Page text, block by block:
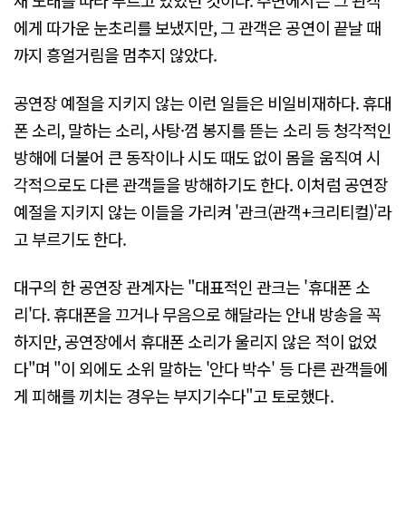
에게 따가운 눈초리를 보냈지만, 그 관객은 공연이 끝날 때
까지 흥얼거림을 멈추지 않았다.
공연장 예절을 지키지 않는 이런 일들은 비일비재하다. 휴대
폰 소리, 말하는 소리, 사탕·껌 봉지를 뜯는 소리 등 청각적인
방해에 더불어 큰 동작이나 시도 때도 없이 몸을 움직여 시
각적으로도 다른 관객들을 방해하기도 한다. 이처럼 공연장
예절을 지키지 않는 이들을 가리켜 '관크(관객+크리티컬)'라
고 부르기도 한다.
대구의 한 공연장 관계자는 "대표적인 관크는 '휴대폰 소
리'다. 휴대폰을 끄거나 무음으로 해달라는 안내 방송을 꼭
하지만, 공연장에서 휴대폰 소리가 울리지 않은 적이 없었
다"며 "이 외에도 소위 말하는 '안다 박수' 등 다른 관객들에
게 피해를 끼치는 경우는 부지기수다"고 토로했다.